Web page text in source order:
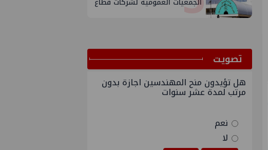
ﺗﺼﻮﻳﺖ
هل تؤيدون منح المهندسين اجازة بدون
مرتب لمدة عشر سنوات
نعم
لا